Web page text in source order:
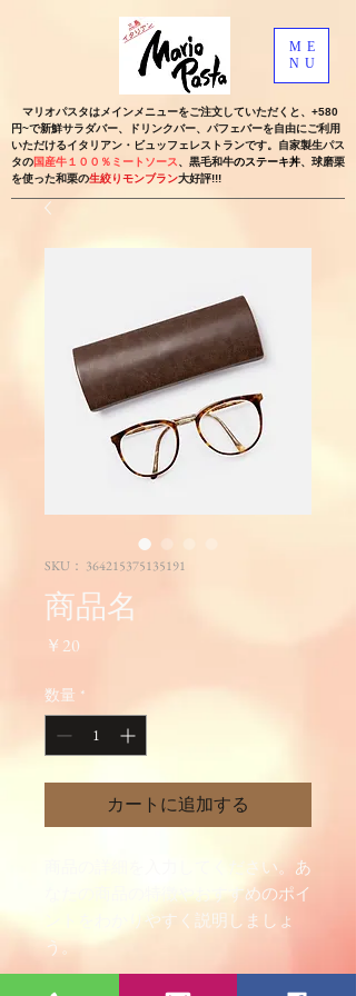
ME
NU
マリオパスタはメインメニューをご注文していただくと、+580
円~で新鮮サラダバー、ドリンクバー、パフェバーを自由にご利用
いただけるイタリアン・ビュッフェレストランです。自家製生パス
タの国産牛１００％ミートソース、黒毛和牛のステーキ丼、球磨栗
を使った和栗の生絞りモンブラン大好評!!!
SKU： 364215375135191
商品名
￥20
数量 *
カートに追加する
商品の詳細を入力してください。あ
なたの商品の特徴やおすすめのポイ
ントをわかりやすく説明しましょ
う。